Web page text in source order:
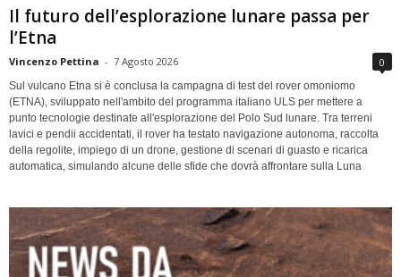
Il futuro dell’esplorazione lunare passa per
l’Etna
Vincenzo Pettina - 7 Agosto 2026 0
Sul vulcano Etna si è conclusa la campagna di test del rover omoniomo
(ETNA), sviluppato nell'ambito del programma italiano ULS per mettere a
punto tecnologie destinate all'esplorazione del Polo Sud lunare. Tra terreni
lavici e pendii accidentati, il rover ha testato navigazione autonoma, raccolta
della regolite, impiego di un drone, gestione di scenari di guasto e ricarica
automatica, simulando alcune delle sfide che dovrà affrontare sulla Luna